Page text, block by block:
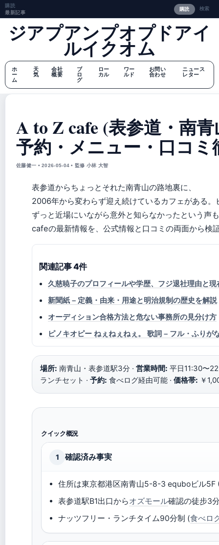
購読
最新記事
購読 検索
ジアプアンプオプドアイ
ルイクオム
ホ
ー
ム
天
気
会社
概要
ブ
ロ
グ
ロー
カル
ワー
ルド
お問い
合わせ
ニュース
レター
A to Z cafe (表参道・南
予約・メニュー・口コ
佐藤健一 • 2026-05-04 • 監修 小林 大智
表参道からちょっとそれた南青山の路地裏に、
2006年から変わらず迎え続けているカフェがある
ずっと近場にいながら意外と知らなかったという声
cafeの最新情報を、公式情報と口コミの両面から検
関連記事 4件
久慈暁子のプロフィールや学歴、フジ退社理由と現
新聞紙 – 定義・由来・用途と明治規制の歴史を解説
オーディション合格方法と危ない事務所の見分け方
ピノキオピー ねぇねぇねぇ。 歌詞 – フル・ふりが
場所: 南青山・表参道駅3分 · 営業時間: 平日11:30〜
ランチセット · 予約: 食べログ経由可能 · 価格帯: ￥
クイック概況
1 確認済み事実
住所は東京都港区南青山5-8-3 equboビル5F
表参道駅B1出口からオズモール確認の徒步3
ナッツフリー・ランチタイム90分制 (食べロ